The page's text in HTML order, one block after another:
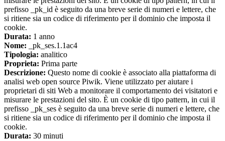
prefisso _pk_id è seguito da una breve serie di numeri e lettere, che
si ritiene sia un codice di riferimento per il dominio che imposta il
cookie.
Durata: 1 anno
Nome: _pk_ses.1.1ac4
Tipologia: analitico
Proprieta: Prima parte
Descrizione: Questo nome di cookie è associato alla piattaforma di
analisi web open source Piwik. Viene utilizzato per aiutare i
proprietari di siti Web a monitorare il comportamento dei visitatori e
misurare le prestazioni del sito. È un cookie di tipo pattern, in cui il
prefisso _pk_ses è seguito da una breve serie di numeri e lettere, che
si ritiene sia un codice di riferimento per il dominio che imposta il
cookie.
Durata: 30 minuti